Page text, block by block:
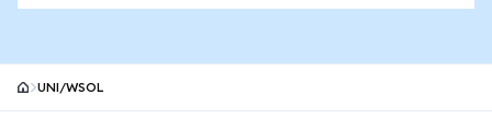
UNI/WSOL